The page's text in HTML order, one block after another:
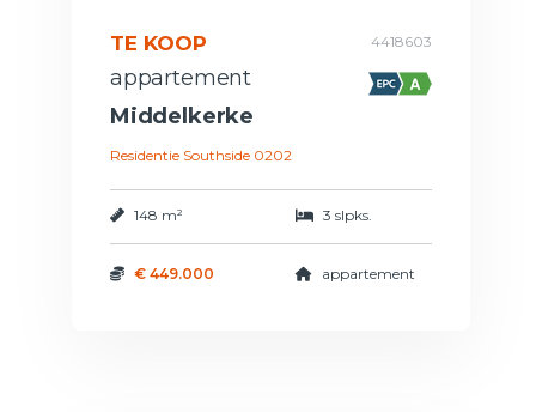
TE KOOP 4418603
appartement
Middelkerke
Residentie Southside 0202
148 m² 3 slpks.
€ 449.000 appartement